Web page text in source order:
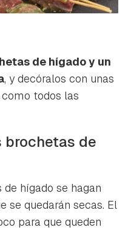
de hígado y un
, y decóralos con unas
como todos las
brochetas de
hígado se hagan
se quedarán secas. El
para que queden